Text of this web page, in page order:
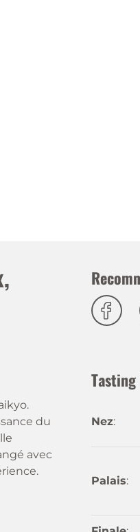
du
avec
Nez:
Palais: